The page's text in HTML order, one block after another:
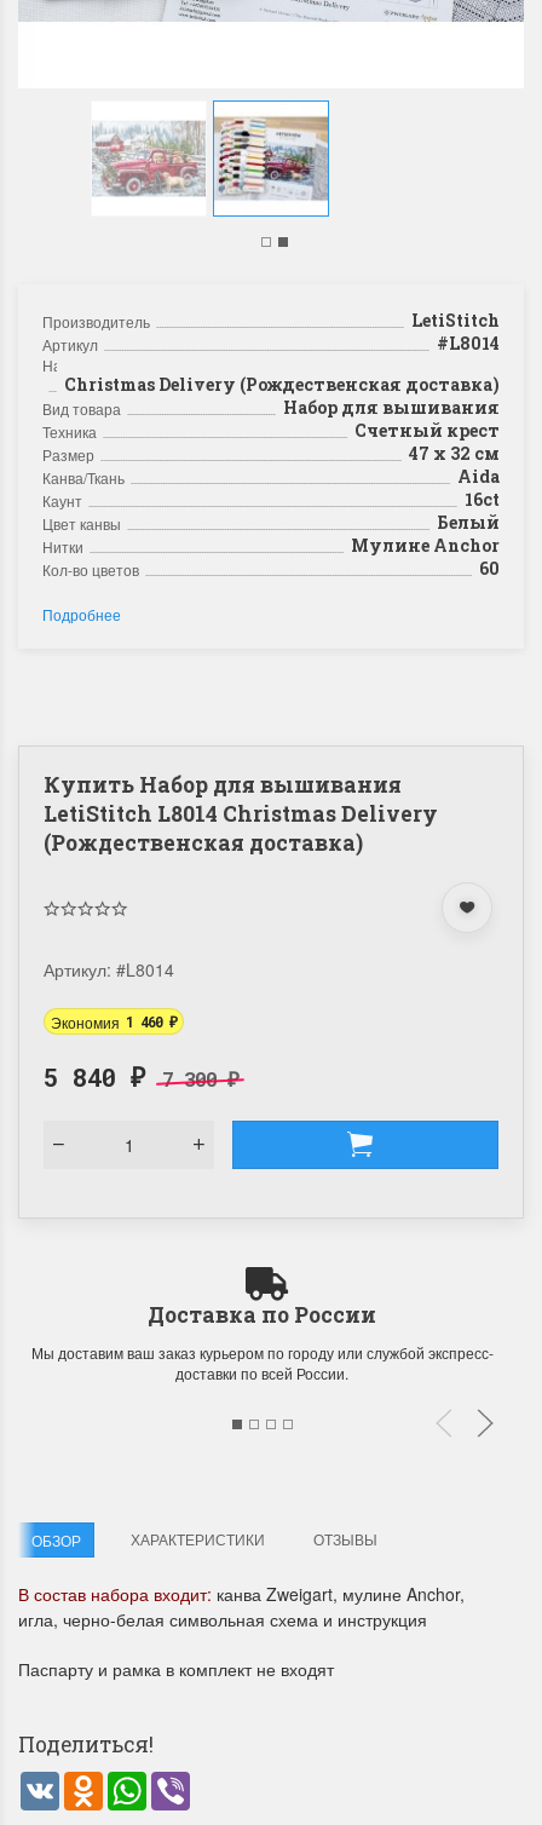
!! СКИДКА 20% ‼️ с 1 до 3 июня в
честь первого летнего дня
ПОДРОБНЕЕ
Анастасия Туманова
На сайте пополнение
ПОДРОБНЕЕ
Производитель LetiStitch
Артикул #L8014
Название
Christmas Delivery (Рождественская доставка)
Вид товара Набор для вышивания
Техника Счетный крест
Размер 47 х 32 см
Канва/Ткань Aida
Каунт 16ct
Цвет канвы Белый
Нитки Мулине Anchor
Кол-во цветов 60
Подробнее
Купить Набор для вышивания
LetiStitch L8014 Christmas Delivery
(Рождественская доставка)
Артикул: #L8014
Экономия 1 460 ₽
5 840 ₽ 7 300₽
Доставка по России
Мы доставим ваш заказ курьером по городу или службой экспресс-
доставки по всей России.
ОБЗОР ХАРАКТЕРИСТИКИ ОТЗЫВЫ
В состав набора входит: канва Zweigart, мулине Anchor,
игла, черно-белая символьная схема и инструкция
Паспарту и рамка в комплект не входят
Поделиться!
VK Odnoklassniki
WhatsApp